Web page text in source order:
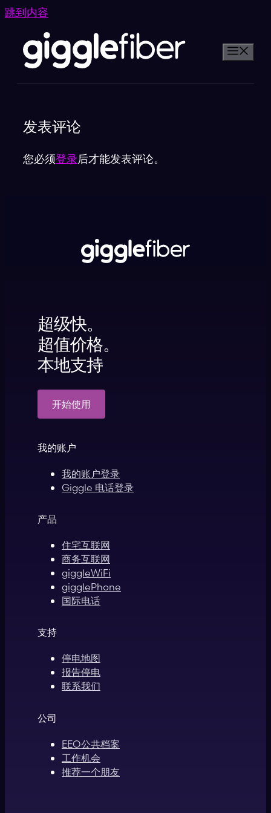
跳到内容
发表评论
您必须登录后才能发表评论。
超级快。
超值价格。
本地支持
开始使用
我的账户
我的账户登录
Giggle 电话登录
产品
住宅互联网
商务互联网
giggleWiFi
gigglePhone
国际电话
支持
停电地图
报告停电
联系我们
公司
EEO公共档案
工作机会
推荐一个朋友